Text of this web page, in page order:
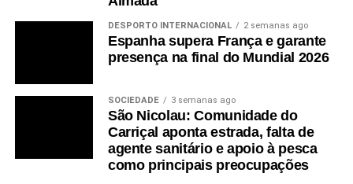
DESPORTO INTERNACIONAL 2 semanas ago
Espanha supera França e garante
presença na final do Mundial 2026
SOCIEDADE 3 semanas ago
São Nicolau: Comunidade do
Carriçal aponta estrada, falta de
agente sanitário e apoio à pesca
como principais preocupações